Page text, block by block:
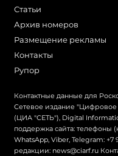
Статьи
Архив номеров
Размещение рекламы
Контакты
Рупор
Контактные данные для
Сетевое издание
(ЦИА "СЕТЬ"), Digital
поддержка сайта: телефоны
WhatsApp, Viber, Telegram:
редакции: news@ciarf.ru